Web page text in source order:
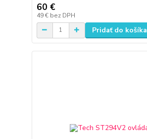
60 €
49 € bez DPH
Pridať do košíka